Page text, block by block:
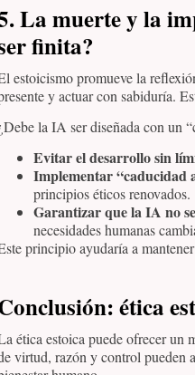
La muerte y la
finita?
estoicismo promueve la
y actuar con sabiduría.
la IA ser diseñada con un
Evitar el desarrollo sin
Implementar “caducidad
principios éticos renovados.
Garantizar que la IA no
necesidades humanas
principio ayudaría a
: ética
ética estoica puede ofrecer un
virtud, razón y control pueden